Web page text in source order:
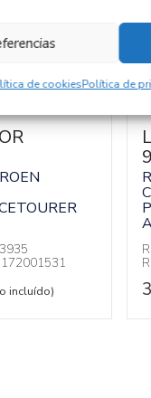
de cookiesPolítica de
172001531
incluído)